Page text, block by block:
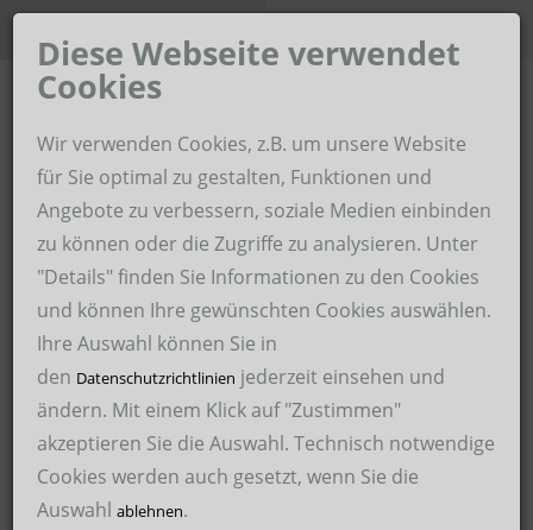
Diese Webseite verwendet
Cookies
Wir verwenden Cookies, z.B. um unsere Website
für Sie optimal zu gestalten, Funktionen und
Angebote zu verbessern, soziale Medien einbinden
zu können oder die Zugriffe zu analysieren. Unter
"Details" finden Sie Informationen zu den Cookies
und können Ihre gewünschten Cookies auswählen.
Ihre Auswahl können Sie in
den Datenschutzrichtlinien jederzeit einsehen und
ändern. Mit einem Klick auf "Zustimmen"
akzeptieren Sie die Auswahl. Technisch notwendige
Cookies werden auch gesetzt, wenn Sie die
Auswahl ablehnen.
Gruppe
Home
Hoffmann Zeitarbeit im Revier
Hoffmann Personaldienstleistungen
Hoffmann Schweißservice
Hoffmann Malerservice
Hoffmann International Recruitment GmbH – HIRE
Über uns
Für Bewerber
Arbeitssicherheit
Hoffmann Zeitarbeit im Revier GmbH
Elektroniker/in Betriebstechnik für